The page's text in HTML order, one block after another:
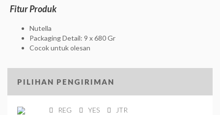
Fitur Produk
Nutella
Packaging Detail: 9 x 680 Gr
Cocok untuk olesan
PILIHAN PENGIRIMAN
REG YES JTR